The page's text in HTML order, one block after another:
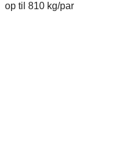
op til 810 kg/par